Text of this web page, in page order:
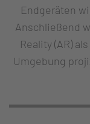
Endgeräten
Anschließend
Reality (AR)
Umgebung